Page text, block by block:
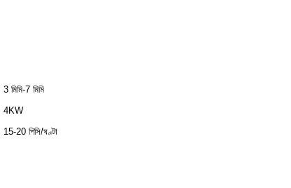
3 মিমি-7 মিমি
4KW
15-20 পিসি/ঘণ্টা